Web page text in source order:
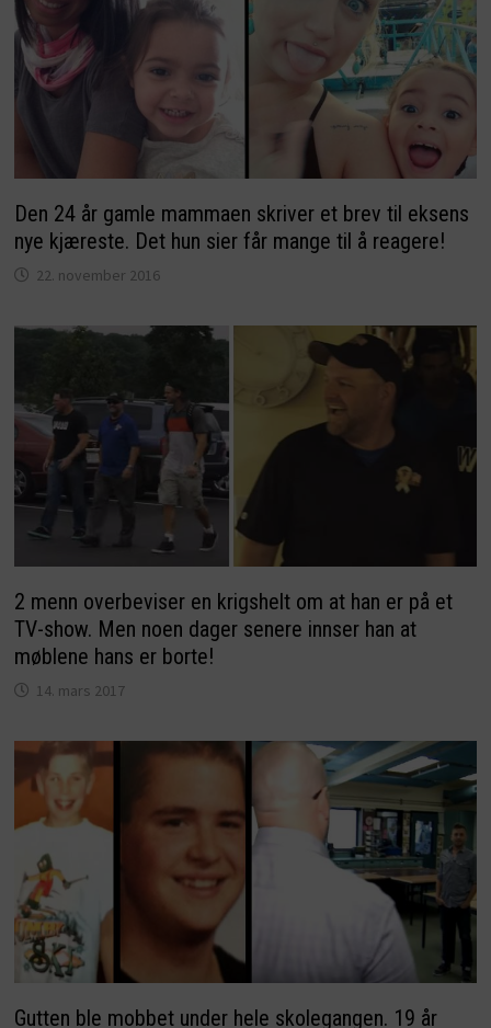
Den 24 år gamle mammaen skriver et brev til eksens
nye kjæreste. Det hun sier får mange til å reagere!
22. november 2016
2 menn overbeviser en krigshelt om at han er på et
TV-show. Men noen dager senere innser han at
møblene hans er borte!
14. mars 2017
Gutten ble mobbet under hele skolegangen. 19 år